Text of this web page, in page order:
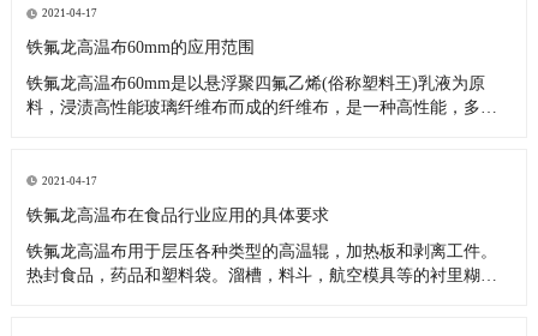
环保、印染、服装、化工、玻璃、医药、电子、绝缘、建筑（棚
顶膜结构基布
2021-04-17
铁氟龙高温布60mm的应用范围
铁氟龙高温布60mm是以悬浮聚四氟乙烯(俗称塑料王)乳液为原
料，浸渍高性能玻璃纤维布而成的纤维布，是一种高性能，多用
不但强度不会变低，而且重量也不减少;在350℃高温
2021-04-17
铁氟龙高温布在食品行业应用的具体要求
铁氟龙高温布用于层压各种类型的高温辊，加热板和剥离工件。
热封食品，药品和塑料袋。溜槽，料斗，航空模具等的衬里糊